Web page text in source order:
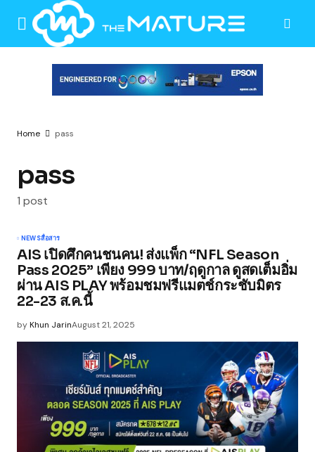
Home pass
pass
1 post
NEWSสื่อสาร
AIS เปิดศึกคนชนคน! ส่งแพ็ก “NFL Season
Pass 2025” เพียง 999 บาท/ฤดูกาล ดูสดเต็มอิ่ม
ผ่าน AIS PLAY พร้อมชมฟรีแมตช์กระชับมิตร
22-23 ส.ค.นี้
byKhun JarinAugust 21, 2025